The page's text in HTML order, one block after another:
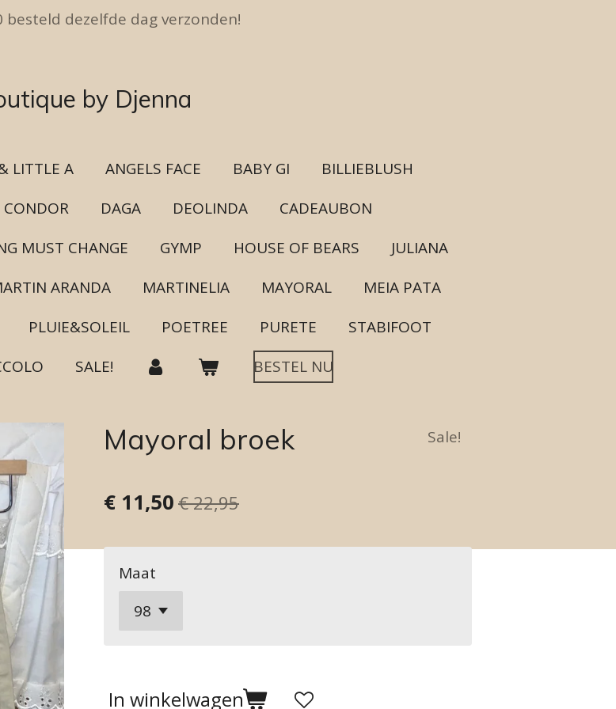
besteld dezelfde dag verzonden!
by Djenna
LITTLE A ANGELS FACE BABY GI
BILLIEBLUSH
CONDOR DAGA DEOLINDA
CADEAUBON
MUST CHANGE GYMP HOUSE OF BEARS
JULIANA
ARANDA MARTINELIA MAYORAL
MEIA PATA
PLUIE&SOLEIL POETREE PURETE
STABIFOOT
SALE! BESTEL NU
Mayoral broek Sale!
€ 11,50 € 22,95
Maat
In winkelwagen